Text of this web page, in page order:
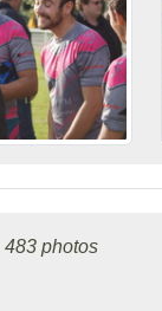
483 photos